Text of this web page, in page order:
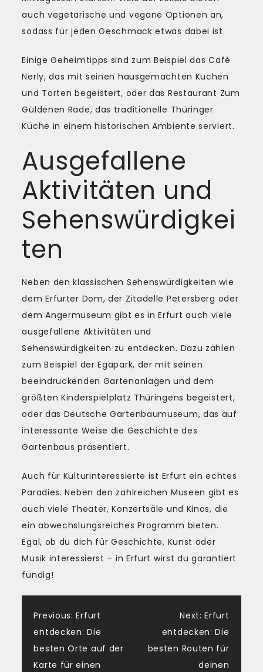
auch vegetarische und vegane Optionen an,
sodass für jeden Geschmack etwas dabei ist.
Einige Geheimtipps sind zum Beispiel das Café
Nerly, das mit seinen hausgemachten Kuchen
und Torten begeistert, oder das Restaurant Zum
Güldenen Rade, das traditionelle Thüringer
Küche in einem historischen Ambiente serviert.
Ausgefallene
Aktivitäten und
Sehenswürdigkei
ten
Neben den klassischen Sehenswürdigkeiten wie
dem Erfurter Dom, der Zitadelle Petersberg oder
dem Angermuseum gibt es in Erfurt auch viele
ausgefallene Aktivitäten und
Sehenswürdigkeiten zu entdecken. Dazu zählen
zum Beispiel der Egapark, der mit seinen
beeindruckenden Gartenanlagen und dem
größten Kinderspielplatz Thüringens begeistert,
oder das Deutsche Gartenbaumuseum, das auf
interessante Weise die Geschichte des
Gartenbaus präsentiert.
Auch für Kulturinteressierte ist Erfurt ein echtes
Paradies. Neben den zahlreichen Museen gibt es
auch viele Theater, Konzertsäle und Kinos, die
ein abwechslungsreiches Programm bieten.
Egal, ob du dich für Geschichte, Kunst oder
Musik interessierst – in Erfurt wirst du garantiert
fündig!
Post
navigation
Previous: Erfurt
entdecken: Die
besten Orte auf der
Karte für einen
Next: Erfurt
entdecken: Die
besten Routen für
deinen